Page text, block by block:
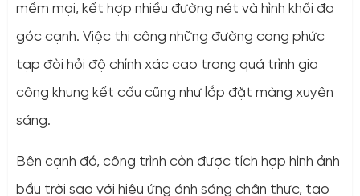
mềm mại, kết hợp nhiều đường nét và hình khối đa
góc cạnh. Việc thi công những đường cong phức
tạp đòi hỏi độ chính xác cao trong quá trình gia
công khung kết cấu cũng như lắp đặt màng xuyên
sáng.
Bên cạnh đó, công trình còn được tích hợp hình ảnh
bầu trời sao với hiệu ứng ánh sáng chân thực, tạo